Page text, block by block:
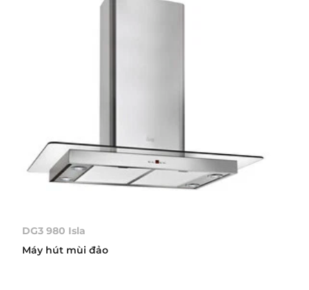
DG3 980 Isla
Máy hút mùi đảo